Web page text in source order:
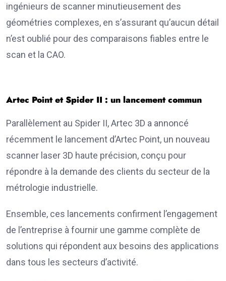
ingénieurs de scanner minutieusement des
géométries complexes, en s’assurant qu’aucun détail
n’est oublié pour des comparaisons fiables entre le
scan et la CAO.
Artec Point et Spider II : un lancement commun
Parallèlement au Spider II, Artec 3D a annoncé
récemment le lancement d’Artec Point, un nouveau
scanner laser 3D haute précision, conçu pour
répondre à la demande des clients du secteur de la
métrologie industrielle.
Ensemble, ces lancements confirment l’engagement
de l’entreprise à fournir une gamme complète de
solutions qui répondent aux besoins des applications
dans tous les secteurs d’activité.